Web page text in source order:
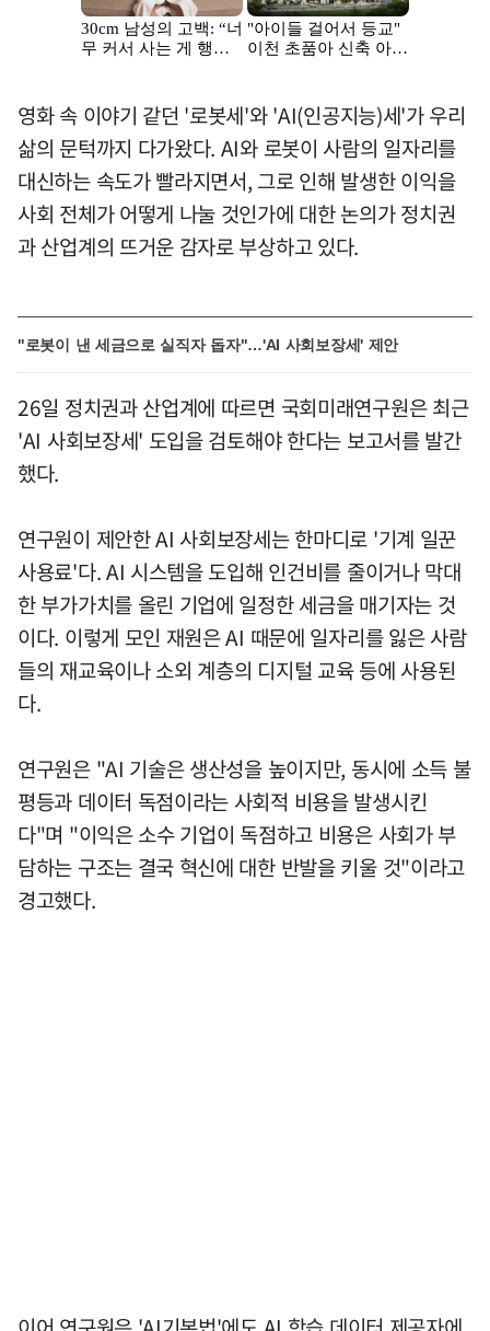
영화 속 이야기 같던 '로봇세'와 'AI(인공지능)세'가 우리
삶의 문턱까지 다가왔다. AI와 로봇이 사람의 일자리를
대신하는 속도가 빨라지면서, 그로 인해 발생한 이익을
사회 전체가 어떻게 나눌 것인가에 대한 논의가 정치권
과 산업계의 뜨거운 감자로 부상하고 있다.
"로봇이 낸 세금으로 실직자 돕자"…'AI 사회보장세' 제안
26일 정치권과 산업계에 따르면 국회미래연구원은 최근
'AI 사회보장세' 도입을 검토해야 한다는 보고서를 발간
했다.
연구원이 제안한 AI 사회보장세는 한마디로 '기계 일꾼
사용료'다. AI 시스템을 도입해 인건비를 줄이거나 막대
한 부가가치를 올린 기업에 일정한 세금을 매기자는 것
이다. 이렇게 모인 재원은 AI 때문에 일자리를 잃은 사람
들의 재교육이나 소외 계층의 디지털 교육 등에 사용된
다.
연구원은 "AI 기술은 생산성을 높이지만, 동시에 소득 불
평등과 데이터 독점이라는 사회적 비용을 발생시킨
다"며 "이익은 소수 기업이 독점하고 비용은 사회가 부
담하는 구조는 결국 혁신에 대한 반발을 키울 것"이라고
경고했다.